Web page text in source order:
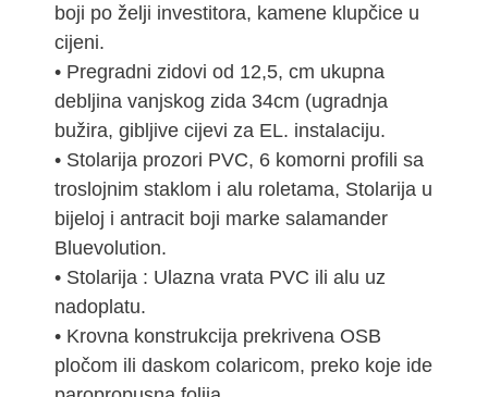
boji po želji investitora, kamene klupčice u
cijeni.
• Pregradni zidovi od 12,5, cm ukupna
debljina vanjskog zida 34cm (ugradnja
bužira, gibljive cijevi za EL. instalaciju.
• Stolarija prozori PVC, 6 komorni profili sa
troslojnim staklom i alu roletama, Stolarija u
bijeloj i antracit boji marke salamander
Bluevolution.
• Stolarija : Ulazna vrata PVC ili alu uz
nadoplatu.
• Krovna konstrukcija prekrivena OSB
pločom ili daskom colaricom, preko koje ide